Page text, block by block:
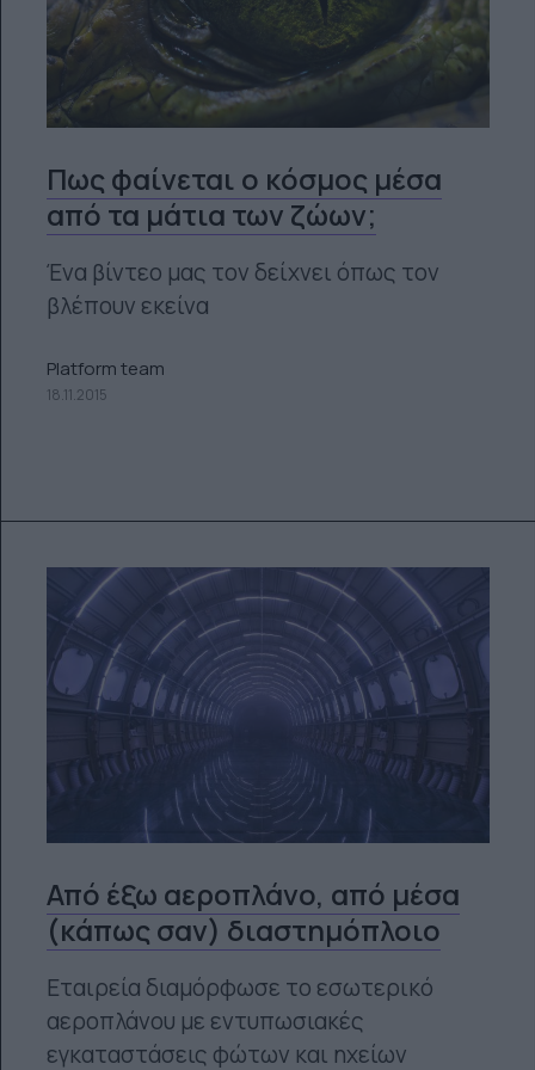
Πως φαίνεται ο κόσμος μέσα
από τα μάτια των ζώων;
Ένα βίντεο μας τον δείχνει όπως τον
βλέπουν εκείνα
Platform team
18.11.2015
Από έξω αεροπλάνο, από μέσα
(κάπως σαν) διαστημόπλοιο
Εταιρεία διαμόρφωσε το εσωτερικό
αεροπλάνου με εντυπωσιακές
εγκαταστάσεις φώτων και ηχείων